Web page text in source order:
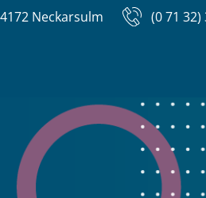
Neckarsulm (0 71 32)